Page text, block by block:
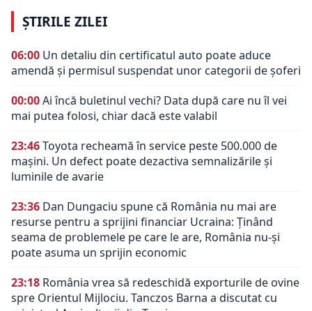
ȘTIRILE ZILEI
06:00 Un detaliu din certificatul auto poate aduce
amendă și permisul suspendat unor categorii de șoferi
00:00Ai încă buletinul vechi? Data după care nu îl vei
mai putea folosi, chiar dacă este valabil
23:46Toyota recheamă în service peste 500.000 de
mașini. Un defect poate dezactiva semnalizările și
luminile de avarie
23:36 Dan Dungaciu spune că România nu mai are
resurse pentru a sprijini financiar Ucraina: Ținând
seama de problemele pe care le are, România nu-și
poate asuma un sprijin economic
23:18 România vrea să redeschidă exporturile de ovine
spre Orientul Mijlociu. Tanczos Barna a discutat cu